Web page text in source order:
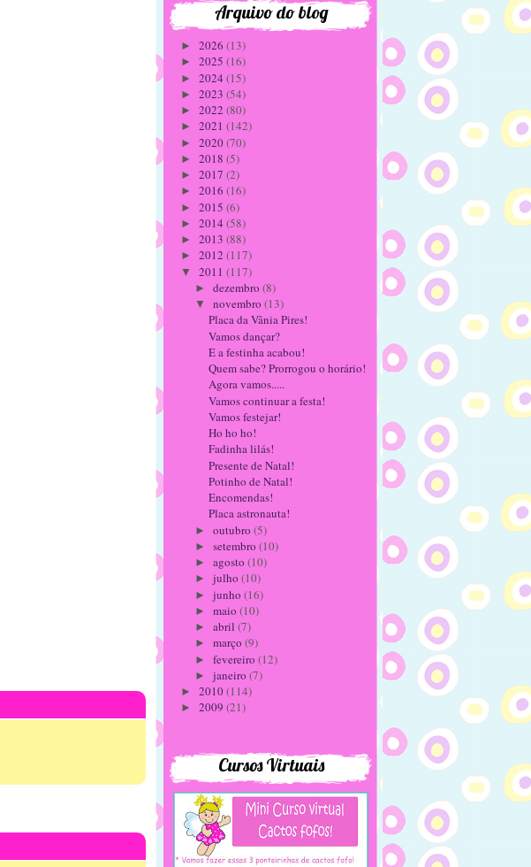
Arquivo do blog
► 2026 (13)
► 2025 (16)
► 2024 (15)
► 2023 (54)
► 2022 (80)
► 2021 (142)
► 2020(70)
► 2018 (5)
► 2017 (2)
► 2016 (16)
► 2015 (6)
► 2014 (58)
► 2013 (88)
► 2012 (117)
▼ 2011 (117)
► dezembro (8)
▼ novembro (13)
Placa da Vânia Pires!
Vamos dançar?
E a festinha acabou!
Quem sabe? Prorrogou o horário!
Agora vamos.....
Vamos continuar a festa!
Vamos festejar!
Ho ho ho!
Fadinha lilás!
Presente de Natal!
Potinho de Natal!
Encomendas!
Placa astronauta!
► outubro (5)
► setembro (10)
► agosto (10)
► julho (10)
► junho (16)
► maio (10)
► abril (7)
► março (9)
► fevereiro (12)
► janeiro (7)
► 2010(114)
► 2009 (21)
Cursos Virtuais